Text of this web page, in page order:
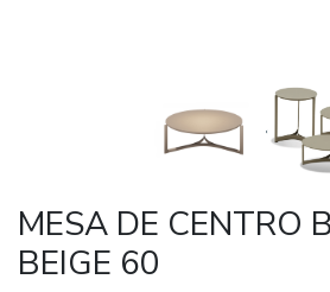
MESA DE CENTRO
BEIGE 60